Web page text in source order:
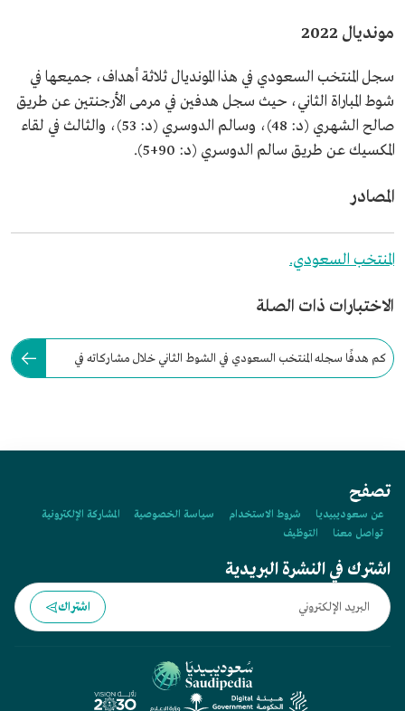
مونديال 2022
سجل المنتخب السعودي في هذا المونديال ثلاثة أهداف، جميعها في
شوط المباراة الثاني، حيث سجل هدفين في مرمى الأرجنتين عن طريق
صالح الشهري (د: 48)، وسالم الدوسري (د: 53)، والثالث في لقاء
المكسيك عن طريق سالم الدوسري (د: 90+5).
المصادر
المنتخب السعودي.
الاختبارات ذات الصلة
كم هدفًا سجله المنتخب السعودي في الشوط الثاني خلال مشاركاته في
تصفح
عن سعوديبيديا شروط الاستخدام سياسة الخصوصية
المشاركة الإلكترونية
تواصل معنا
التوظيف
اشترك في النشرة البريدية
اشتراك